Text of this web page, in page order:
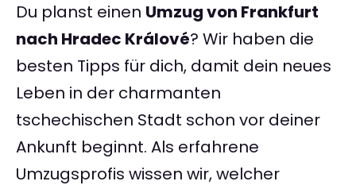
Du planst einen Umzug von Frankfurt
nach Hradec Králové? Wir haben die
besten Tipps für dich, damit dein neues
Leben in der charmanten
tschechischen Stadt schon vor deiner
Ankunft beginnt. Als erfahrene
Umzugsprofis wissen wir, welcher